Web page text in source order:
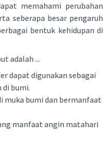
memahami perubahan
seberapa besar pengaruh
bentuk kehidupan di
adalah ...
dapat digunakan sebagai
bumi.
muka bumi dan bermanfaat
manfaat angin matahari